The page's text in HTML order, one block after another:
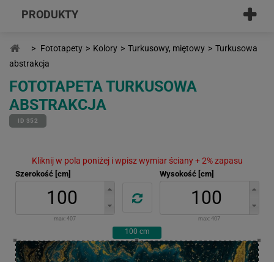
PRODUKTY
> Fototapety > Kolory > Turkusowy, miętowy > Turkusowa
abstrakcja
FOTOTAPETA TURKUSOWA
ABSTRAKCJA
ID 352
Kliknij w pola poniżej i wpisz wymiar ściany + 2% zapasu
Szerokość [cm]
max: 407
Wysokość [cm]
max: 407
100 cm